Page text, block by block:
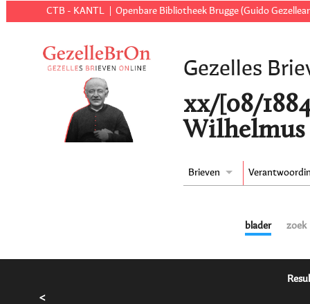
CTB - KANTL Openbare Bibliotheek Brugge (Guido
Gezelles
xx/[08/
Wilhelmus
Brieven
blader zoek
<